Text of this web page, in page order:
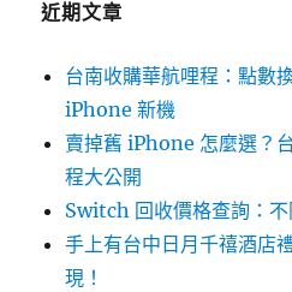
近期文章
台南收購華航哩程：點數
iPhone 新機
賣掉舊 iPhone 怎麼選？
程大公開
Switch 回收價格查詢：
手上有台中日月千禧酒店
現！